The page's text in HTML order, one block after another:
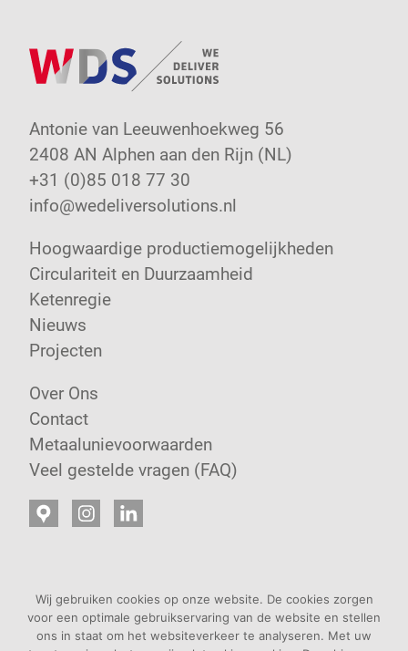
Antonie van Leeuwenhoekweg 56
2408 AN Alphen aan den Rijn (NL)
+31 (0)85 018 77 30
info@wedeliversolutions.nl
Hoogwaardige productiemogelijkheden
Circulariteit en Duurzaamheid
Ketenregie
Nieuws
Projecten
Over Ons
Contact
Metaalunievoorwaarden
Veel gestelde vragen (FAQ)
Wij gebruiken cookies op onze website. De cookies zorgen
voor een optimale gebruikservaring van de website en stellen
ons in staat om het websiteverkeer te analyseren. Met uw